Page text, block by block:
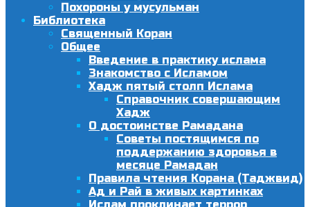
Похороны у мусульман
Библиотека
Священный Коран
Общее
Введение в практику ислама
Знакомство с Исламом
Хадж пятый столп Ислама
Справочник совершающим
Хадж
О достоинстве Рамадана
Советы постящимся по
поддержанию здоровья в
месяце Рамадан
Правила чтения Корана (Таджвид)
Ад и Рай в живых картинках